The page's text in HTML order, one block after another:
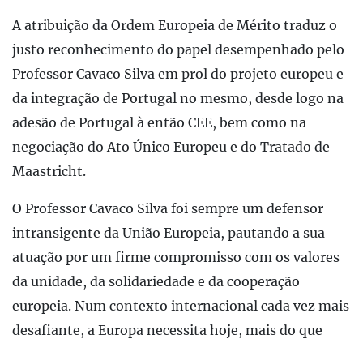
A atribuição da Ordem Europeia de Mérito traduz o
justo reconhecimento do papel desempenhado pelo
Professor Cavaco Silva em prol do projeto europeu e
da integração de Portugal no mesmo, desde logo na
adesão de Portugal à então CEE, bem como na
negociação do Ato Único Europeu e do Tratado de
Maastricht.
O Professor Cavaco Silva foi sempre um defensor
intransigente da União Europeia, pautando a sua
atuação por um firme compromisso com os valores
da unidade, da solidariedade e da cooperação
europeia. Num contexto internacional cada vez mais
desafiante, a Europa necessita hoje, mais do que